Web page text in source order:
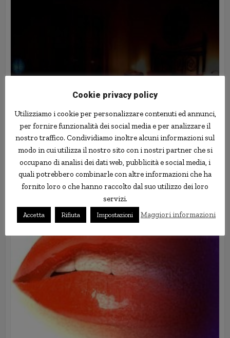
Sondaggi
Il 40% degli adulti ha paura del
buio
14 Dicembre 2011
Cookie privacy policy
Utilizziamo i cookie per personalizzare contenuti ed annunci,
per fornire funzionalità dei social media e per analizzare il
nostro traffico. Condividiamo inoltre alcuni informazioni sul
modo in cui utilizza il nostro sito con i nostri partner che si
occupano di analisi dei dati web, pubblicità e social media, i
quali potrebbero combinarle con altre informazioni che ha
fornito loro o che hanno raccolto dal suo utilizzo dei loro
servizi.
Accetta Rifiuta Impostazioni Maggiori informazioni